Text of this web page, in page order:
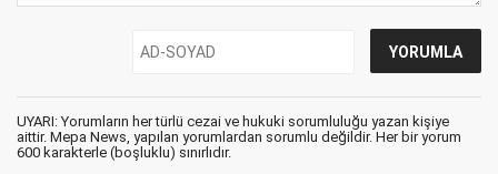
UYARI: Yorumların her türlü cezai ve hukuki sorumluluğu yazan kişiye
aittir. Mepa News, yapılan yorumlardan sorumlu değildir. Her bir yorum
600 karakterle (boşluklu) sınırlıdır.